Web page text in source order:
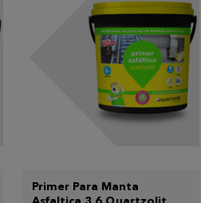
Primer Para Manta